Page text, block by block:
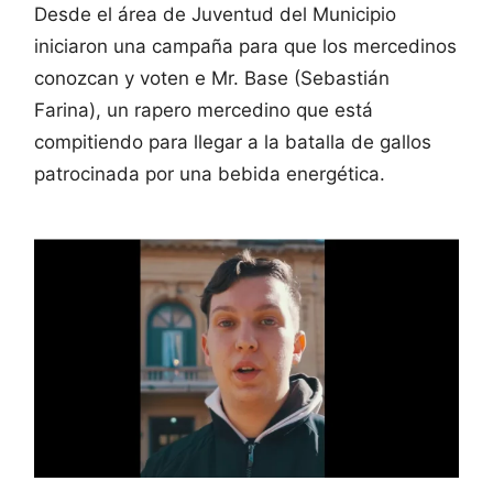
Desde el área de Juventud del Municipio
iniciaron una campaña para que los mercedinos
conozcan y voten e Mr. Base (Sebastián
Farina), un rapero mercedino que está
compitiendo para llegar a la batalla de gallos
patrocinada por una bebida energética.